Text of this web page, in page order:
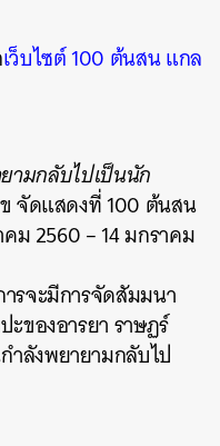
เว็บไซต์ 100 ต้นสน แกล
ามกลับไปเป็นนัก
จัดแสดงที่ 100 ต้นสน
ม 2560 – 14 มกราคม
รจะมีการจัดสัมมนา
ของอารยา ราษฏร์
ำลังพยายามกลับไป